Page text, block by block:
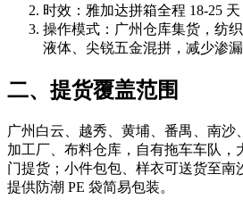
时效：雅加达拼箱全程 18-25 天
操作模式：广州仓库集货，纺
液体、尖锐五金混拼，减少渗
二、提货覆盖范围
广州白云、越秀、黄埔、番禺、南沙
加工厂、布料仓库，自有拖车车队，
门提货；小件包包、样衣可送货至南
提供防潮 PE 袋简易包装。